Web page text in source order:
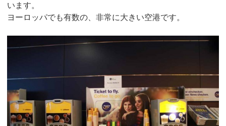
います。
ヨーロッパでも有数の、非常に大きい空港です。